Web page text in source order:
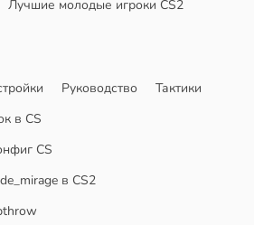
Лучшие молодые игроки CS2
Руководство
Тактики
в CS
CS
в CS2